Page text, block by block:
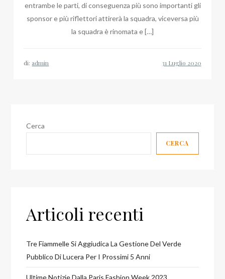
entrambe le parti, di conseguenza più sono importanti gli
sponsor e più riflettori attirerà la squadra, viceversa più
la squadra è rinomata e […]
di: admin
Cerca
CERCA
Articoli recenti
Tre Fiammelle Si Aggiudica La Gestione Del Verde
Pubblico Di Lucera Per I Prossimi 5 Anni
Ultime Notizie Dalla Paris Fashion Week 2023